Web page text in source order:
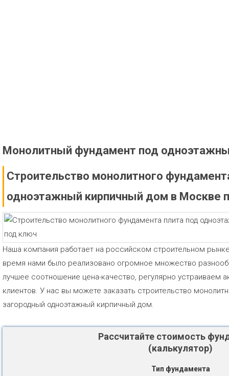
Монолитный фундамент под
Строительство монолитного
одноэтажный кирпичный дом в Москве
Наша компания работает на российском строительном
время нами было реализовано огромное множество
лучшее соотношение цена-качество, регулярно устраиваем
клиентов. У нас вы можете заказать строительство
загородный одноэтажный кирпичный дом.
Рассчитайте стоимость
(калькулятор)
Тип фундамента